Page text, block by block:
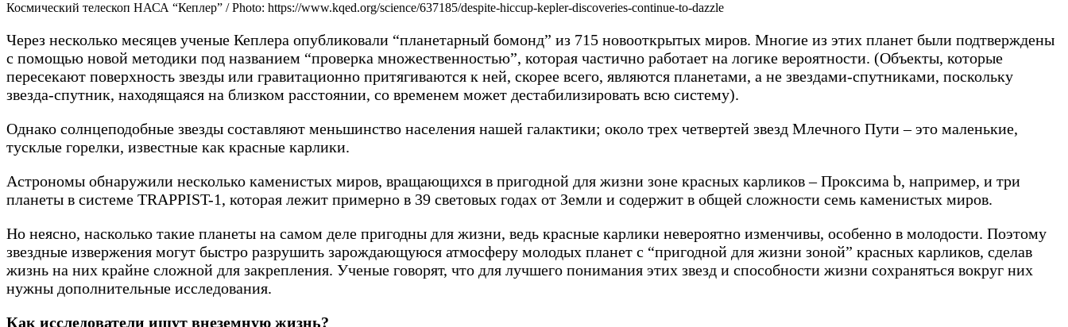
Космический телескоп НАСА “Кеплер” / Photo: https://www.kqed.org/science/637185/despite-hiccup-kepler-discoveries-continue-to-dazzle
Через несколько месяцев ученые Кеплера опубликовали “планетарный бомонд” из 715 новооткрытых миров. Многие из этих планет были подтверждены
с помощью новой методики под названием “проверка множественностью”, которая частично работает на логике вероятности. (Объекты, которые
пересекают поверхность звезды или гравитационно притягиваются к ней, скорее всего, являются планетами, а не звездами-спутниками, поскольку
звезда-спутник, находящаяся на близком расстоянии, со временем может дестабилизировать всю систему).
Однако солнцеподобные звезды составляют меньшинство населения нашей галактики; около трех четвертей звезд Млечного Пути – это маленькие,
тусклые горелки, известные как красные карлики.
Астрономы обнаружили несколько каменистых миров, вращающихся в пригодной для жизни зоне красных карликов – Проксима b, например, и три
планеты в системе TRAPPIST-1, которая лежит примерно в 39 световых годах от Земли и содержит в общей сложности семь каменистых миров.
Но неясно, насколько такие планеты на самом деле пригодны для жизни, ведь красные карлики невероятно изменчивы, особенно в молодости. Поэтому
звездные извержения могут быстро разрушить зарождающуюся атмосферу молодых планет с “пригодной для жизни зоной” красных карликов, сделав
жизнь на них крайне сложной для закрепления. Ученые говорят, что для лучшего понимания этих звезд и способности жизни сохраняться вокруг них
нужны дополнительные исследования.
Как исследователи ищут внеземную жизнь?